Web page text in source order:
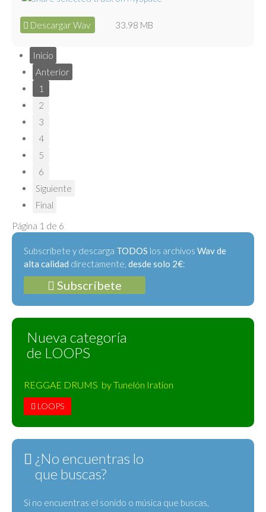
Descargar Wav 33.98 MB
Inicio
Anterior
1
2
3
4
5
6
Siguiente
Final
Página 1 de 6
Subscríbete y descarga TODOS los archivos Wav de
alta calidad directamente, desde solo 2€:
Subscríbete
Nueva categoría
de LOOPS
REGGAE DRUMS by Tunelón Iration
LOOPS
¿No encuentras lo
que buscas?
Si no encuentras el sonido o música que buscas,